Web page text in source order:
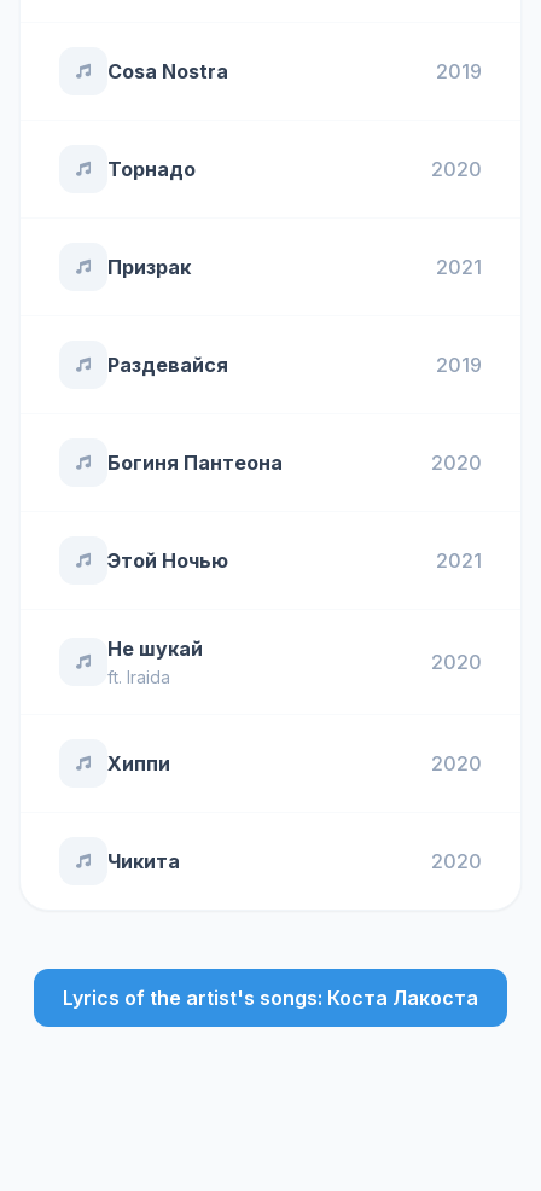
Cosa Nostra 2019
Торнадо 2020
Призрак 2021
Раздевайся 2019
Богиня Пантеона 2020
Этой Ночью 2021
Не шукай
ft. Iraida
2020
Хиппи 2020
Чикита 2020
Lyrics of the artist's songs: Коста Лакоста